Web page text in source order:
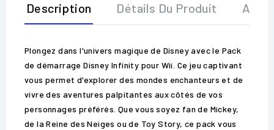
Description Détails Du Produit Avis
Plongez dans l'univers magique de Disney avec le Pack
de démarrage Disney Infinity pour Wii. Ce jeu captivant
vous permet d'explorer des mondes enchanteurs et de
vivre des aventures palpitantes aux côtés de vos
personnages préférés. Que vous soyez fan de Mickey,
de la Reine des Neiges ou de Toy Story, ce pack vous